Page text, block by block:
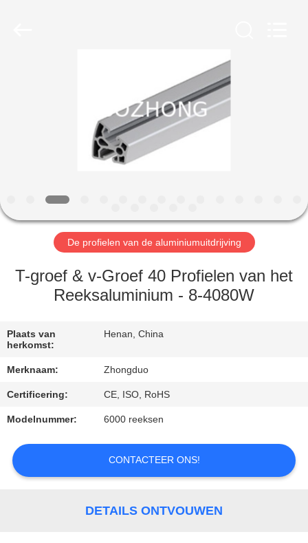
PRODUCTEN
ONGEVEER
FABRIEKSREIS
KWALITEITSCONTROLE
ONS
VERZOEK
OM
EEN
CITAAT
De profielen van de aluminiumuitdrijving
T-groef & v-Groef 40 Profielen van het
Reeksaluminium - 8-4080W
Plaats van
herkomst:
Henan, China
Merknaam: Zhongduo
Certificering: CE, ISO, RoHS
Modelnummer: 6000 reeksen
CONTACTEER ONS!
DETAILS ONTVOUWEN